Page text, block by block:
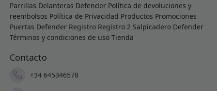
Parrillas Delanteras Defender Política de devoluciones y
reembolsos Política de Privacidad Productos Promociones
Puertas Defender Registro Registro 2 Salpicadero Defender
Términos y condiciones de uso Tienda
Contacto
+34 645346578